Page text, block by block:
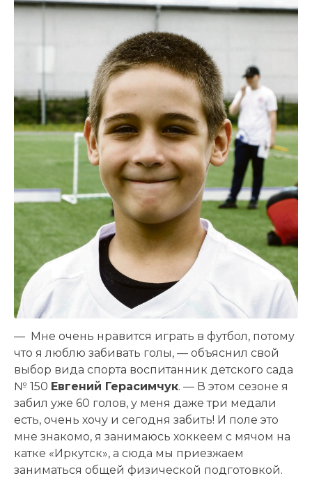
— Мне очень нравится играть в футбол, потому
что я люблю забивать голы, — объяснил свой
выбор вида спорта воспитанник детского сада
№ 150 Евгений Герасимчук. — В этом сезоне я
забил уже 60 голов, у меня даже три медали
есть, очень хочу и сегодня забить! И поле это
мне знакомо, я занимаюсь хоккеем с мячом на
катке «Иркутск», а сюда мы приезжаем
заниматься общей физической подготовкой.